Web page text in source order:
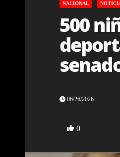
NACIONAL
500
06/26/2026
0